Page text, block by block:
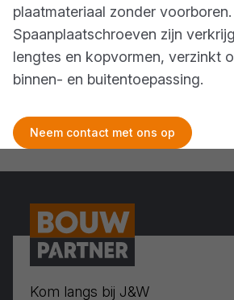
plaatmateriaal zonder voorboren.
Spaanplaatschroeven zijn
lengtes en kopvormen, verzinkt
binnen- en buitentoepassing.
Neem contact met ons op
Kom langs bij J&W